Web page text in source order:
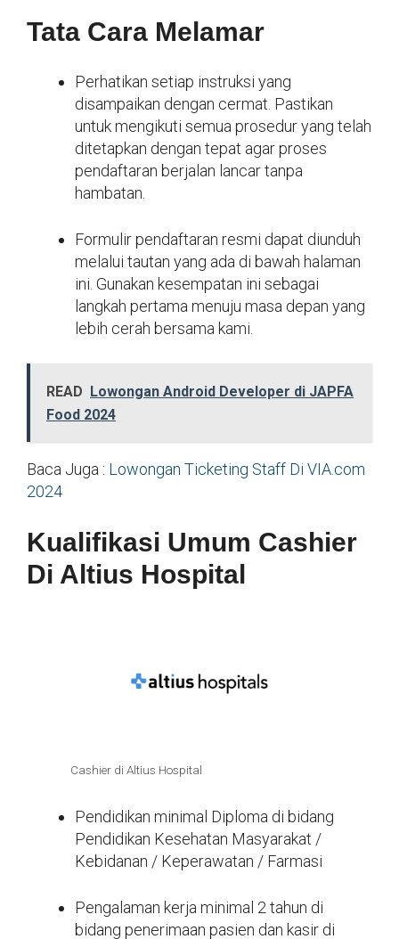
Tata Cara Melamar
Perhatikan setiap instruksi yang
disampaikan dengan cermat. Pastikan
untuk mengikuti semua prosedur yang telah
ditetapkan dengan tepat agar proses
pendaftaran berjalan lancar tanpa
hambatan.
Formulir pendaftaran resmi dapat diunduh
melalui tautan yang ada di bawah halaman
ini. Gunakan kesempatan ini sebagai
langkah pertama menuju masa depan yang
lebih cerah bersama kami.
READ
Lowongan Android Developer di JAPFA
Food 2024
Baca Juga : Lowongan Ticketing Staff Di VIA.com
2024
Kualifikasi Umum Cashier
Di Altius Hospital
Cashier di Altius Hospital
Pendidikan minimal Diploma di bidang
Pendidikan Kesehatan Masyarakat /
Kebidanan / Keperawatan / Farmasi
Pengalaman kerja minimal 2 tahun di
bidang penerimaan pasien dan kasir di